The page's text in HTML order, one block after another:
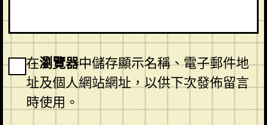
在瀏覽器中儲存顯示名稱、電子郵件地
址及個人網站網址，以供下次發佈留言
時使用。